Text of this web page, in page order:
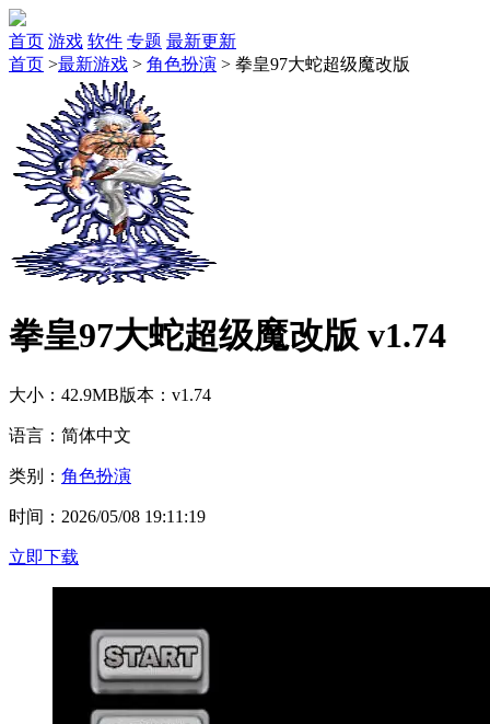
首页 游戏 软件 专题 最新更新
首页 >最新游戏 > 角色扮演 > 拳皇97大蛇超级魔改版
拳皇97大蛇超级魔改版 v1.74
大小：42.9MB版本：v1.74
语言：简体中文
类别： 角色扮演
时间：2026/05/08 19:11:19
立即下载